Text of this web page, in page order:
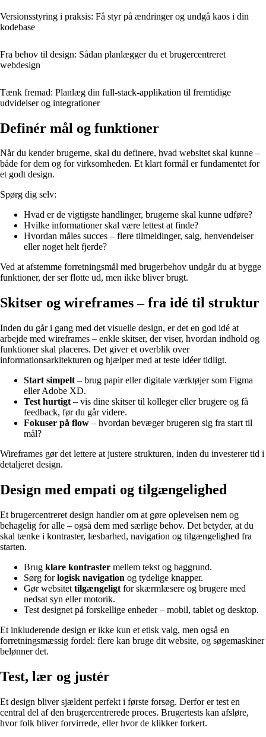
Versionsstyring i praksis: Få styr på ændringer og undgå kaos i din
kodebase
Fra behov til design: Sådan planlægger du et brugercentreret
webdesign
Tænk fremad: Planlæg din full-stack-applikation til fremtidige
udvidelser og integrationer
Definér mål og funktioner
Når du kender brugerne, skal du definere, hvad websitet skal kunne –
både for dem og for virksomheden. Et klart formål er fundamentet for
et godt design.
Spørg dig selv:
Hvad er de vigtigste handlinger, brugerne skal kunne udføre?
Hvilke informationer skal være lettest at finde?
Hvordan måles succes – flere tilmeldinger, salg, henvendelser
eller noget helt fjerde?
Ved at afstemme forretningsmål med brugerbehov undgår du at bygge
funktioner, der ser flotte ud, men ikke bliver brugt.
Skitser og wireframes – fra idé til struktur
Inden du går i gang med det visuelle design, er det en god idé at
arbejde med wireframes – enkle skitser, der viser, hvordan indhold og
funktioner skal placeres. Det giver et overblik over
informationsarkitekturen og hjælper med at teste idéer tidligt.
Start simpelt – brug papir eller digitale værktøjer som Figma
eller Adobe XD.
Test hurtigt – vis dine skitser til kolleger eller brugere og få
feedback, før du går videre.
Fokuser på flow – hvordan bevæger brugeren sig fra start til
mål?
Wireframes gør det lettere at justere strukturen, inden du investerer tid i
detaljeret design.
Design med empati og tilgængelighed
Et brugercentreret design handler om at gøre oplevelsen nem og
behagelig for alle – også dem med særlige behov. Det betyder, at du
skal tænke i kontraster, læsbarhed, navigation og tilgængelighed fra
starten.
Brug klare kontraster mellem tekst og baggrund.
Sørg forlogisk navigation og tydelige knapper.
Gør websitet tilgængeligt for skærmlæsere og brugere med
nedsat syn eller motorik.
Test designet på forskellige enheder – mobil, tablet og desktop.
Et inkluderende design er ikke kun et etisk valg, men også en
forretningsmæssig fordel: flere kan bruge dit website, og søgemaskiner
belønner det.
Test, lær og justér
Et design bliver sjældent perfekt i første forsøg. Derfor er test en
central del af den brugercentrerede proces. Brugertests kan afsløre,
hvor folk bliver forvirrede, eller hvor de klikker forkert.